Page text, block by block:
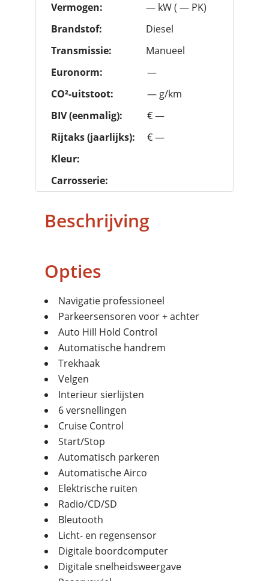
Vermogen:
— kW ( — PK)
Brandstof:
Diesel
Transmissie:
Manueel
Euronorm:
—
CO²-uitstoot:
— g/km
BIV (eenmalig):
€ —
Rijtaks (jaarlijks):
€ —
Kleur:
Carrosserie:
Beschrijving
Opties
Navigatie professioneel
Parkeersensoren voor + achter
Auto Hill Hold Control
Automatische handrem
Trekhaak
Velgen
Interieur sierlijsten
6 versnellingen
Cruise Control
Start/Stop
Automatisch parkeren
Automatische Airco
Elektrische ruiten
Radio/CD/SD
Bleutooth
Licht- en regensensor
Digitale boordcomputer
Digitale snelheidsweergave